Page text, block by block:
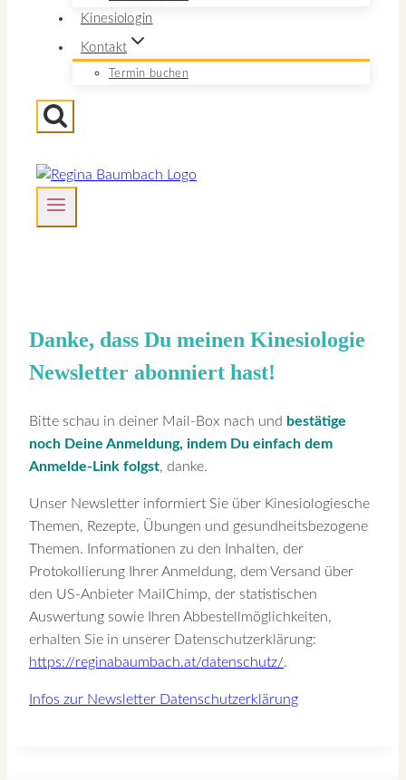
Kinesiologin
Kontakt
Termin buchen
Danke, dass Du meinen Kinesiologie
Newsletter abonniert hast!
Bitte schau in deiner Mail-Box nach und bestätige
noch Deine Anmeldung, indem Du einfach dem
Anmelde-Link folgst, danke.
Unser Newsletter informiert Sie über Kinesiologiesche
Themen, Rezepte, Übungen und gesundheitsbezogene
Themen. Informationen zu den Inhalten, der
Protokollierung Ihrer Anmeldung, dem Versand über
den US-Anbieter MailChimp, der statistischen
Auswertung sowie Ihren Abbestellmöglichkeiten,
erhalten Sie in unserer Datenschutzerklärung:
https://reginabaumbach.at/datenschutz/.
Infos zur Newsletter Datenschutzerklärung